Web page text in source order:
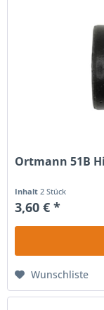
Ortmann 51B
Inhalt 2 Stück
3,60 € *
Wunschliste